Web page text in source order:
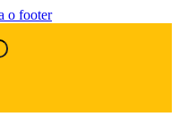
o footer